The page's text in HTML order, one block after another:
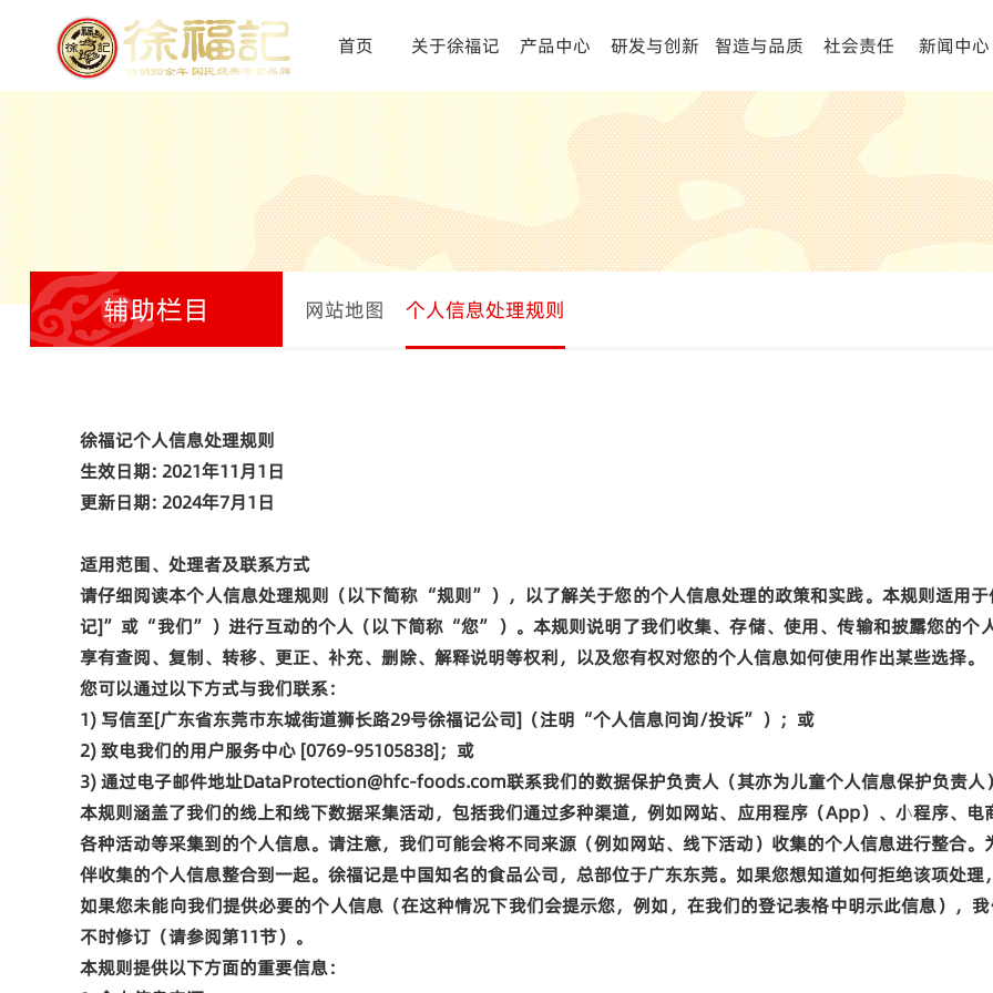
首页 关于徐福记 产品中心 研发与创新 智造与品质 社会责任 新闻中心
辅助栏目 网站地图 个人信息处理规则
徐福记个人信息处理规则
生效日期: 2021年11月1 日
更新日期: 2024年7月1 日
适用范围、处理者及联系方式
请仔细阅读本个人信息处理规则（以下简称 “规则” ），以了解关于您的个人信息处理的政策和实践。本规则适用
记]” 或 “我们” ）进行互动的个人（以下简称 “您” ）。本规则说明了我们收集、存储、使用、传输和披露您的
享有查阅、复制、转移、更正、补充、删除、解释说明等权利，以及您有权对您的个人信息如何使用作出某些选择。
您可以通过以下方式与我们联系：
1) 写信至[广东省东莞市东城街道狮长路29号徐福记公司] （注明 “个人信息问询/投诉” ） ； 或
2)致电我们的用户服务中心 [0769-95105838]；或
3)通过电子邮件地址DataProtection@hfc-foods.com联系我们的数据保护负责人 （其亦为儿童个人信息保护负责人
本规则涵盖了我们的线上和线下数据采集活动，包括我们通过多种渠道，例如网站、应用程序（App）、小程序、电
各种活动等采集到的个人信息。 请注意，我们可能会将不同来源（例如网站、线下活动）收集的个人信息进行整合
伴收集的个人信息整合到一起。 徐福记是中国知名的食品公司，总部位于广东东莞。 如果您想知道如何拒绝该项处理
如果您未能向我们提供必要的个人信息（在这种情况下我们会提示您，例如，在我们的登记表格中明示此信息），
不时修订（请参阅第11节）。
本规则提供以下方面的重要信息：